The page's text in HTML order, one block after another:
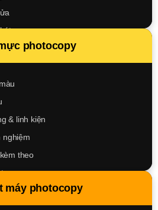
100.000đ
XEM CHI TIẾT
photocopy
& linh kiện
nghiệm
theo
– 750.000đ
máy photocopy